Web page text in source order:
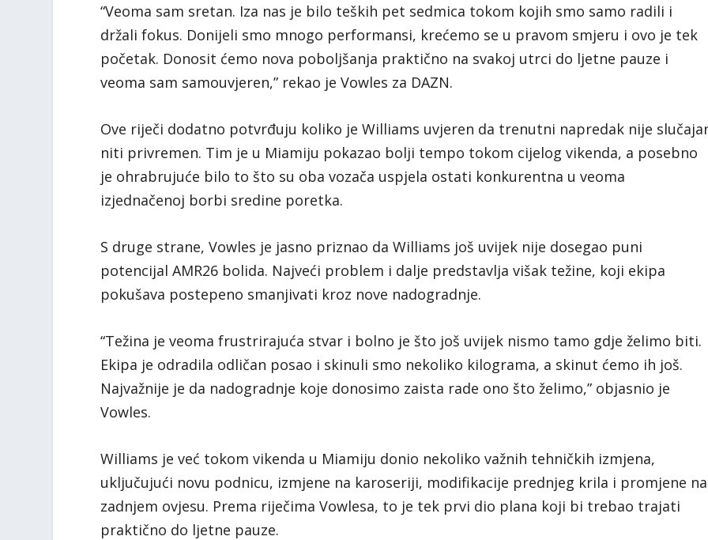
“Veoma sam sretan. Iza nas je bilo teških pet sedmica tokom kojih smo samo radili i
držali fokus. Donijeli smo mnogo performansi, krećemo se u pravom smjeru i ovo je tek
početak. Donosit ćemo nova poboljšanja praktično na svakoj utrci do ljetne pauze i
veoma sam samouvjeren,” rekao je Vowles za DAZN.
Ove riječi dodatno potvrđuju koliko je Williams uvjeren da trenutni napredak nije
niti privremen. Tim je u Miamiju pokazao bolji tempo tokom cijelog vikenda, a posebno
je ohrabrujuće bilo to što su oba vozača uspjela ostati konkurentna u veoma
izjednačenoj borbi sredine poretka.
S druge strane, Vowles je jasno priznao da Williams još uvijek nije dosegao puni
potencijal AMR26 bolida. Najveći problem i dalje predstavlja višak težine, koji ekipa
pokušava postepeno smanjivati kroz nove nadogradnje.
“Težina je veoma frustrirajuća stvar i bolno je što još uvijek nismo tamo gdje želimo biti.
Ekipa je odradila odličan posao i skinuli smo nekoliko kilograma, a skinut ćemo ih još.
Najvažnije je da nadogradnje koje donosimo zaista rade ono što želimo,” objasnio je
Vowles.
Williams je već tokom vikenda u Miamiju donio nekoliko važnih tehničkih izmjena,
uključujući novu podnicu, izmjene na karoseriji, modifikacije prednjeg krila i promjene na
zadnjem ovjesu. Prema riječima Vowlesa, to je tek prvi dio plana koji bi trebao trajati
praktično do ljetne pauze.